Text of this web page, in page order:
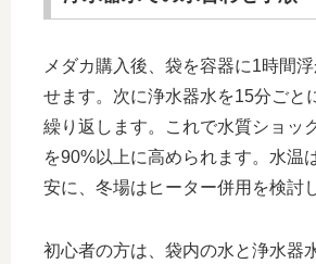
メダカ購入後、袋を容器に1時間
せます。次に浄水器水を15分ごと
繰り返します。これで水質ショッ
を90%以上に高められます。水温
安に、冬場はヒーター併用を検討
初心者の方は、袋内の水と浄水器